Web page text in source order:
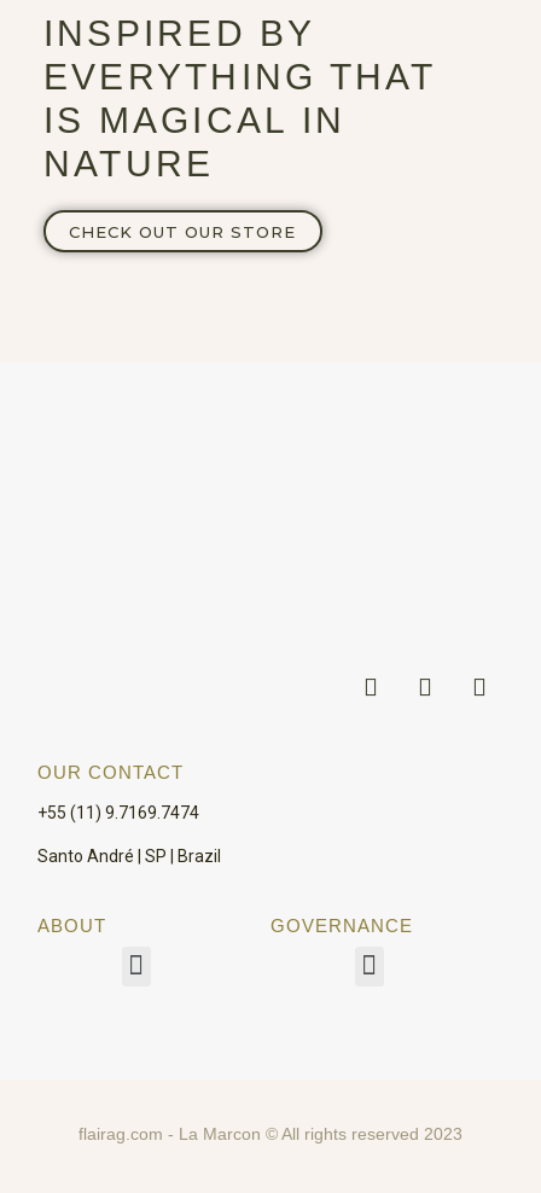
INSPIRED BY
EVERYTHING THAT
IS MAGICAL IN
NATURE
CHECK OUT OUR STORE
OUR CONTACT
+55 (11) 9.7169.7474
Santo André | SP | Brazil
ABOUT GOVERNANCE
flairag.com - La Marcon © All rights reserved 2023